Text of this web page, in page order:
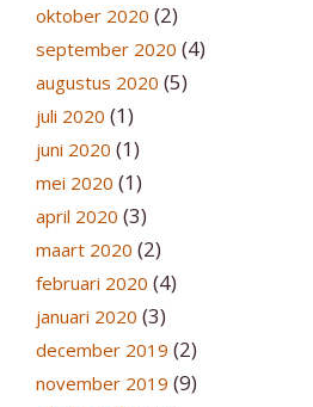
oktober 2020 (2)
september 2020 (4)
augustus 2020 (5)
juli 2020 (1)
juni 2020 (1)
mei 2020 (1)
april 2020 (3)
maart 2020 (2)
februari 2020 (4)
januari 2020 (3)
december 2019 (2)
november 2019 (9)